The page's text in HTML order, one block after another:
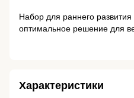
Набор для раннего
оптимальное решение для
Характеристики